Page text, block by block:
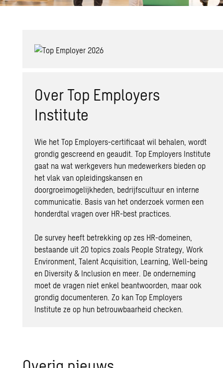
Over Top Employers
Institute
Wie het Top Employers-certificaat wil behalen, wordt
grondig gescreend en geaudit. Top Employers Institute
gaat na wat werkgevers hun medewerkers bieden op
het vlak van opleidingskansen en
doorgroeimogelijkheden, bedrijfscultuur en interne
communicatie. Basis van het onderzoek vormen een
honderdtal vragen over HR-best practices.
De survey heeft betrekking op zes HR-domeinen,
bestaande uit 20 topics zoals People Strategy, Work
Environment, Talent Acquisition, Learning, Well-being
en Diversity & Inclusion en meer. De onderneming
moet de vragen niet enkel beantwoorden, maar ook
grondig documenteren. Zo kan Top Employers
Institute ze op hun betrouwbaarheid checken.